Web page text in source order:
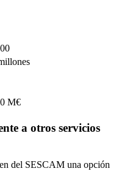
M€
a otros servicios
del SESCAM una opción